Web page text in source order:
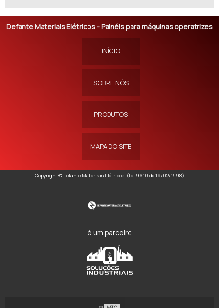
Defante Materiais Elétricos - Painéis para máquinas operatrizes
INÍCIO
SOBRE NÓS
PRODUTOS
MAPA DO SITE
Copyright © Defante Materiais Elétricos. (Lei 9610 de 19/02/1998)
é um parceiro